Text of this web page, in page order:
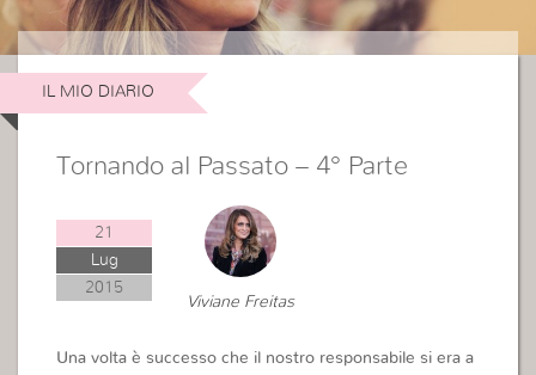
IL MIO DIARIO
Tornando al Passato – 4° Parte
21
Lug
2015
Viviane Freitas
Una volta è successo che il nostro responsabile si era a